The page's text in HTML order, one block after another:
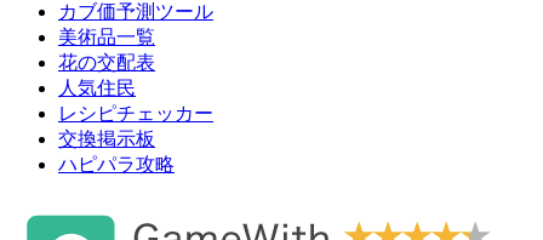
カブ価予測ツール
美術品一覧
花の交配表
人気住民
レシピチェッカー
交換掲示板
ハピパラ攻略